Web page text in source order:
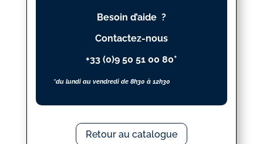
Besoin d’aide ?
Contactez-nous
+33 (0)9 50 51 00 80*
*du lundi au vendredi de 8h30 à 12h30
Retour au catalogue